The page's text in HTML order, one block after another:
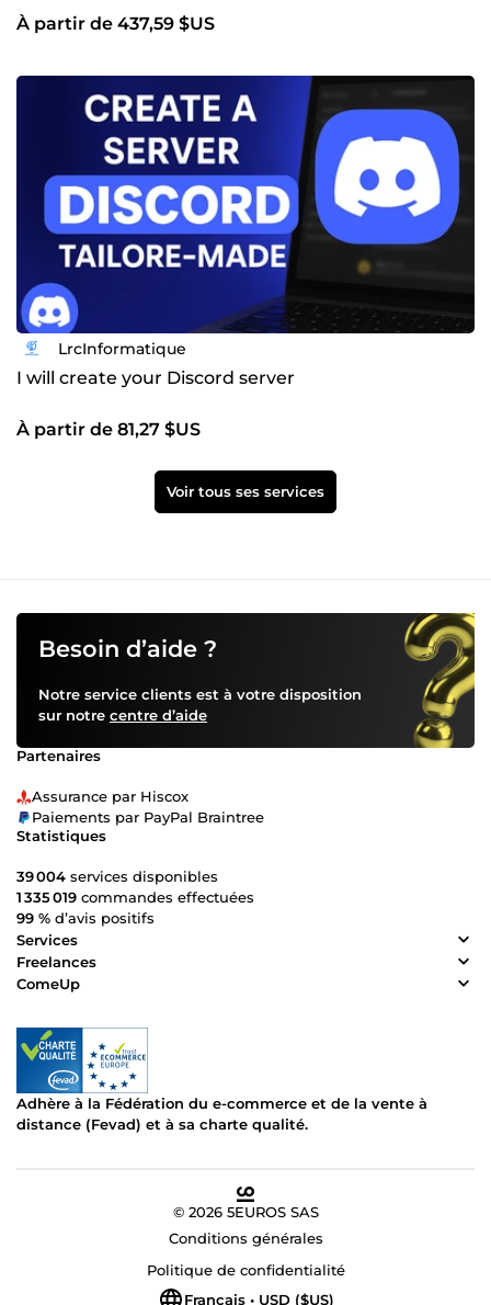
À partir de 437,59 $US
LrcInformatique
I will create your Discord server
À partir de 81,27 $US
Voir tous ses services
Besoin d’aide ?
Notre service clients est à votre disposition
sur notre centre d’aide
Partenaires
Assurance par Hiscox
Paiements par PayPal Braintree
Statistiques
39 004 services disponibles
1 335 019 commandes effectuées
99 % d’avis positifs
Services
Freelances
ComeUp
Adhère à la Fédération du e-commerce et de la vente à
distance (Fevad) et à sa charte qualité.
© 2026 5EUROS SAS
Conditions générales
Politique de confidentialité
Français • USD ($US)